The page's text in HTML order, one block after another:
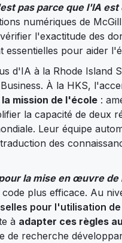
pas parce que l'IA
numériques de
l'exactitude des
pour aider
d'IA à la Rhode Island
À la HKS,
mission de l'école :
la capacité de deux
Leur équipe
des
la mise en œuvre
plus efficace. Au
pour l'utilisation
à adapter ces règles
de recherche